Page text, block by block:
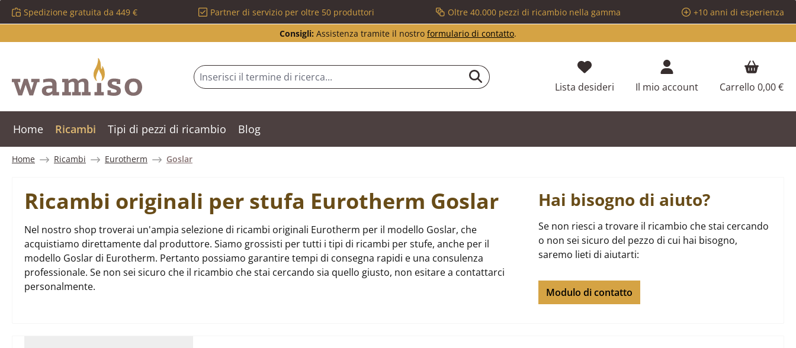
al contenuto principale
Salta alla ricerca
Passa alla navigazione principale
Spedizione gratuita da 449 € Partner di servizio per oltre 50 produttori Oltre 40.000 pezzi di ricambio nella gamma
+10 anni di esperienza
Consigli: Assistenza tramite il nostro formulario di contatto.
Lista desideri Hai 0 articoli nella lista dei desideri
Il mio account Carrello 0,00 €
Home Ricambi Tipi di pezzi di ricambio Blog
Home Ricambi Eurotherm Goslar
Ricambi originali per stufa Eurotherm Goslar
Nel nostro shop troverai un'ampia selezione di ricambi originali Eurotherm per il modello Goslar, che
acquistiamo direttamente dal produttore. Siamo grossisti per tutti i tipi di ricambi per stufe, anche per il
modello Goslar di Eurotherm. Pertanto possiamo garantire tempi di consegna rapidi e una consulenza
professionale. Se non sei sicuro che il ricambio che stai cercando sia quello giusto, non esitare a contattarci
personalmente.
Hai bisogno di aiuto?
Se non riesci a trovare il ricambio che stai cercando
o non sei sicuro del pezzo di cui hai bisogno,
saremo lieti di aiutarti:
Modulo di contatto